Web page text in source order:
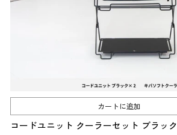
カートに追加
コードユニット クーラーセット ブラック